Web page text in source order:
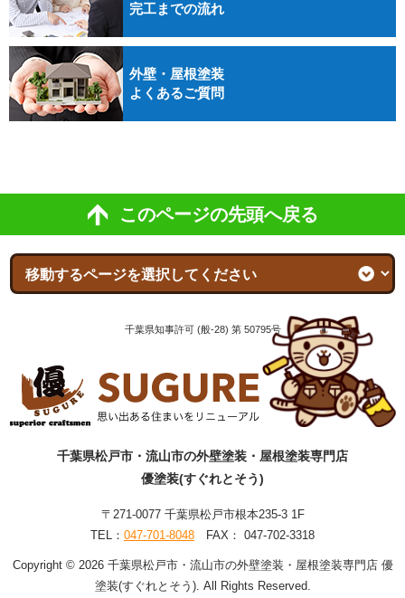
完工までの流れ
外壁・屋根塗装
よくあるご質問
このページの先頭へ戻る
千葉県知事許可 (般-28) 第 50795号
千葉県松戸市・流山市の外壁塗装・屋根塗装専門店
優塗装(すぐれとそう)
〒271-0077 千葉県松戸市根本235-3 1F
TEL： 047-701-8048 FAX： 047-702-3318
Copyright © 2026 千葉県松戸市・流山市の外壁塗装・屋根塗装専門店 優
塗装(すぐれとそう). All Rights Reserved.